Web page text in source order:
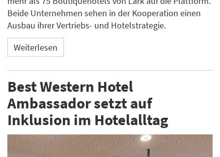
Beide Unternehmen sehen in der Kooperation einen
Ausbau ihrer Vertriebs- und Hotelstrategie.
Weiterlesen
Best Western Hotel
Ambassador setzt auf
Inklusion im Hotelalltag